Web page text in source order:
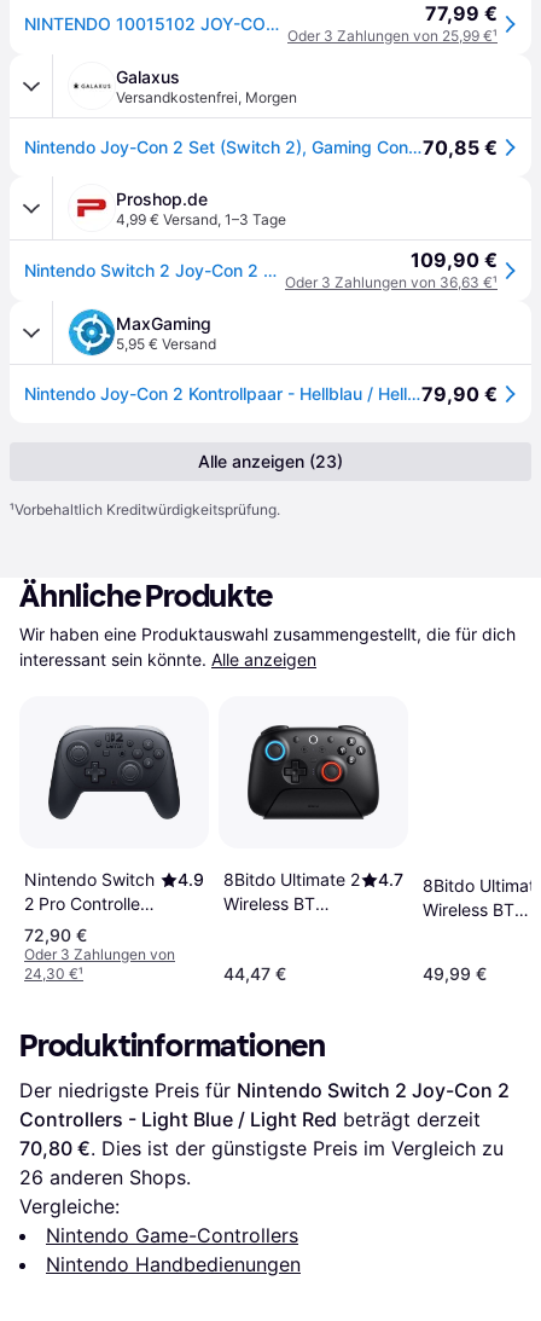
NINTENDO 10015102 JOY-CON 2 SET Controller Hellblau/Hellrot für Nintendo Switch 77,99 €
Oder 3 Zahlungen von 25,99 €¹
Galaxus
Versandkostenfrei, Morgen
Nintendo Joy-Con 2 Set (Switch 2), Gaming Controller, Blau, Rot70,85 €
Proshop.de
4,99 € Versand, 1–3 Tage
Nintendo Switch 2 Joy-Con 2 Pair Light Blue/Light Red - Wireless Controller - Nintendo Switch 2 109,90 €
Oder 3 Zahlungen von 36,63 €¹
MaxGaming
5,95 € Versand
Nintendo Joy-Con 2 Kontrollpaar - Hellblau / Hellrot79,90 €
Alle anzeigen (23)
¹Vorbehaltlich Kreditwürdigkeitsprüfung.
Ähnliche Produkte
Wir haben eine Produktauswahl zusammengestellt, die für dich
interessant sein könnte. Alle anzeigen
Nintendo Switch
2 Pro Controller -
Black
4.9
72,90 €
Oder 3 Zahlungen von
24,30 €¹
8Bitdo Ultimate 2
Wireless BT
4.7
44,47 €
8Bitdo
Wireless BT
49,99 €
Produktinformationen
Der niedrigste Preis für Nintendo Switch 2 Joy-Con 2
Controllers - Light Blue / Light Red
70,80 €
26 anderen Shops.
Vergleiche:
Nintendo Game-Controllers
Nintendo Handbedienungen